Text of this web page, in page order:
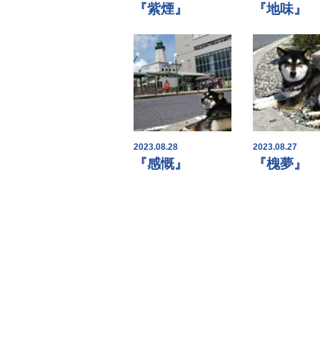
『紫煙』 『地味』
2023.08.28
『感慨』
2023.08.27
『槐夢』